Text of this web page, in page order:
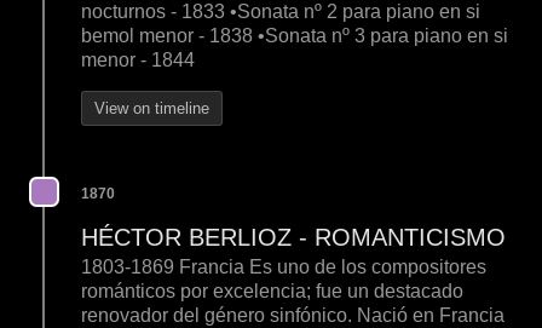
nocturnos - 1833 •Sonata nº 2 para piano en si
bemol menor - 1838 •Sonata nº 3 para piano en si
menor - 1844
View on timeline
1870
HÉCTOR BERLIOZ - ROMANTICISMO
1803-1869 Francia Es uno de los compositores
románticos por excelencia; fue un destacado
renovador del género sinfónico. Nació en Francia